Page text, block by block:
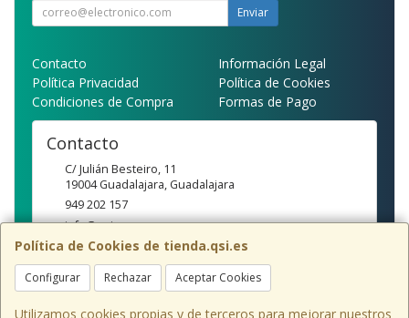
Política de Cookies de tienda.qsi.es
Configurar Rechazar Aceptar Cookies
Utilizamos cookies propias y de terceros para mejorar nuestros
Enviar
Contacto
Información Legal
Política Privacidad
Política de Cookies
Condiciones de Compra
Formas de Pago
Contacto
C/ Julián Besteiro, 11
19004 Guadalajara, Guadalajara
949 202 157
info@qsi.es
Horario
10:00-14:00/16:30-20:00